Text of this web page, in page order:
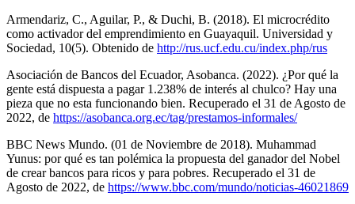
Armendariz, C., Aguilar, P., & Duchi, B. (2018). El microcrédito
como activador del emprendimiento en Guayaquil. Universidad y
Sociedad, 10(5). Obtenido de http://rus.ucf.edu.cu/index.php/rus
Asociación de Bancos del Ecuador, Asobanca. (2022). ¿Por qué la
gente está dispuesta a pagar 1.238% de interés al chulco? Hay una
pieza que no esta funcionando bien. Recuperado el 31 de Agosto de
2022, de https://asobanca.org.ec/tag/prestamos-informales/
BBC News Mundo. (01 de Noviembre de 2018). Muhammad
Yunus: por qué es tan polémica la propuesta del ganador del Nobel
de crear bancos para ricos y para pobres. Recuperado el 31 de
Agosto de 2022, de https://www.bbc.com/mundo/noticias-46021869